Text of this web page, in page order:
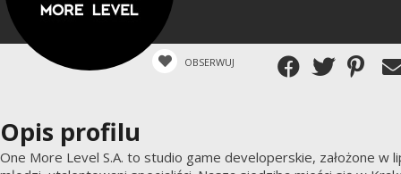
OBSERWUJ
Opis profilu
One More Level S.A. to studio game developerskie, założone